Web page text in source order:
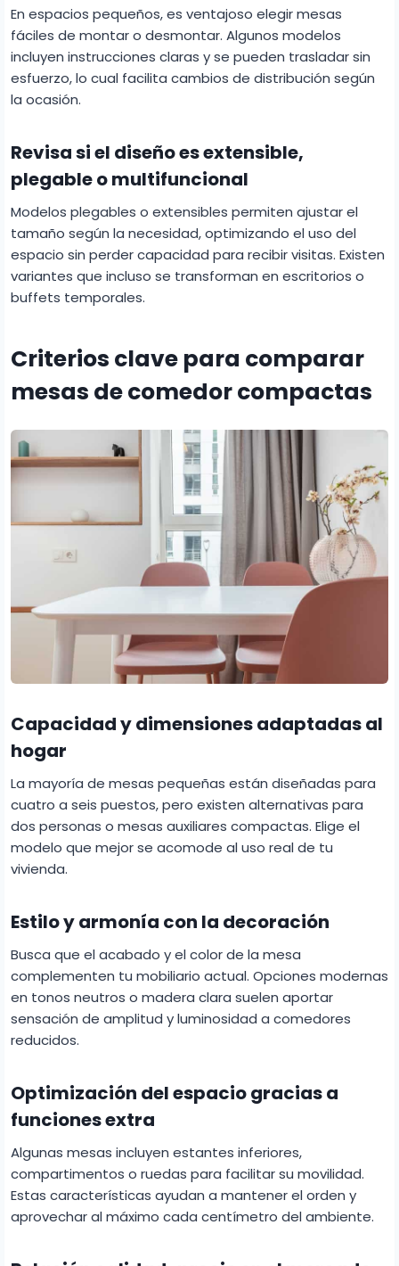
En espacios pequeños, es ventajoso elegir mesas
fáciles de montar o desmontar. Algunos modelos
incluyen instrucciones claras y se pueden trasladar sin
esfuerzo, lo cual facilita cambios de distribución según
la ocasión.
Revisa si el diseño es extensible,
plegable o multifuncional
Modelos plegables o extensibles permiten ajustar el
tamaño según la necesidad, optimizando el uso del
espacio sin perder capacidad para recibir visitas. Existen
variantes que incluso se transforman en escritorios o
buffets temporales.
Criterios clave para comparar
mesas de comedor compactas
Capacidad y dimensiones adaptadas al
hogar
La mayoría de mesas pequeñas están diseñadas para
cuatro a seis puestos, pero existen alternativas para
dos personas o mesas auxiliares compactas. Elige el
modelo que mejor se acomode al uso real de tu
vivienda.
Estilo y armonía con la decoración
Busca que el acabado y el color de la mesa
complementen tu mobiliario actual. Opciones modernas
en tonos neutros o madera clara suelen aportar
sensación de amplitud y luminosidad a comedores
reducidos.
Optimización del espacio gracias a
funciones extra
Algunas mesas incluyen estantes inferiores,
compartimentos o ruedas para facilitar su movilidad.
Estas características ayudan a mantener el orden y
aprovechar al máximo cada centímetro del ambiente.